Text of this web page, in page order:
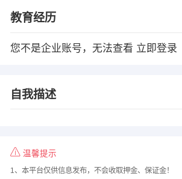
教育经历
您不是企业账号，无法查看 立即登录
自我描述
温馨提示
1、本平台仅供信息发布，不会收取押金、保证金！